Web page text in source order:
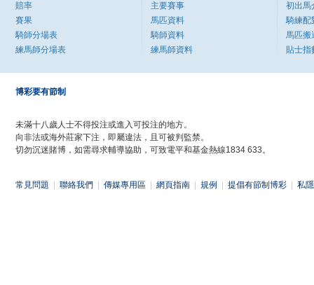
賠率
賽果
騎師分場表
練馬師分場表
主要賽事
馬匹資料
騎師資料
練馬師資料
初出馬
騎練配
馬匹搬
貼士指
博彩要有節制
未滿十八歲人士不得投注或進入可投注的地方。
向非法或海外莊家下注，即屬違法，且可被判監禁。
切勿沉迷賭博，如需尋求輔導協助，可致電平和基金熱線1834 633。
常見問題 聯絡我們 傳媒專用區 網頁指南 規例 提倡有節制博彩 私